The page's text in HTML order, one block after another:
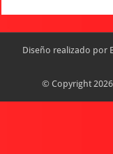
Diseño realizado por
© Copyright 2026,